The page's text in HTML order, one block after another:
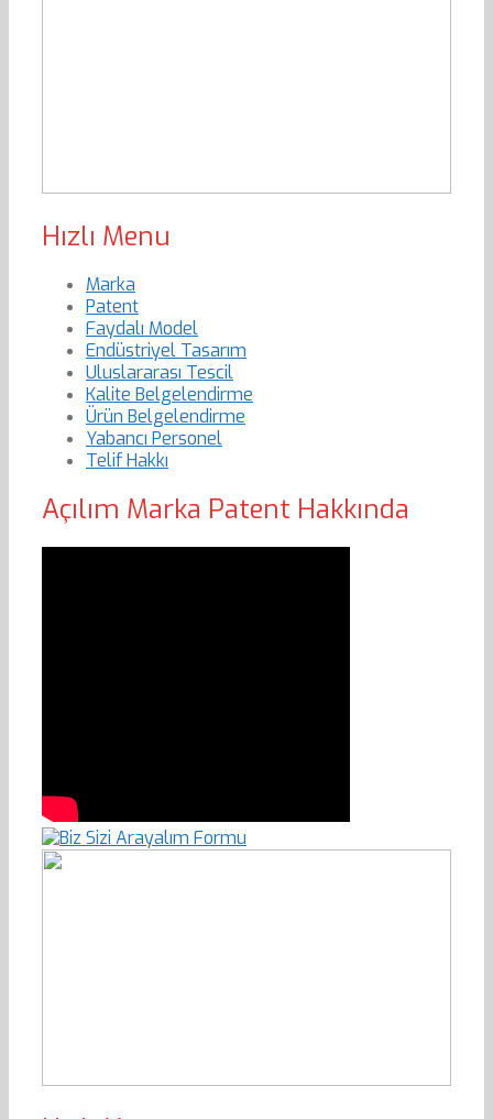
Hızlı Menu
Marka
Patent
Faydalı Model
Endüstriyel Tasarım
Uluslararası Tescil
Kalite Belgelendirme
Ürün Belgelendirme
Yabancı Personel
Telif Hakkı
Açılım Marka Patent Hakkında